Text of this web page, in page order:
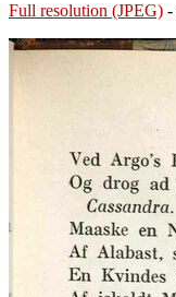
Full resolution (JPEG) -